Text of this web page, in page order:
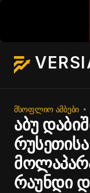
ᲛᲡᲝᲤᲚᲘᲝ ᲐᲛᲑᲔᲑᲘ
აბუ
რაუნდი